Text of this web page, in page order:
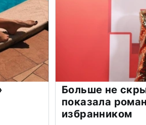
Больше не
показала
избранником